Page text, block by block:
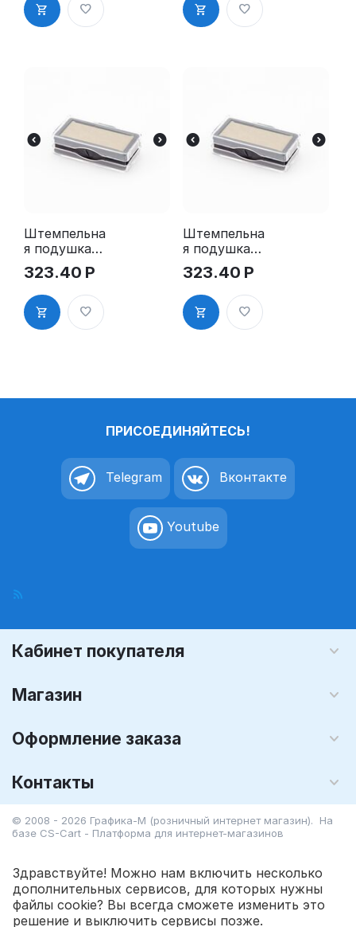
319.20 Р
Штемпельна
я подушка
для GRM
4912 2Pads
323.40 Р
Штемпельна
я подушка
для GRM
4912 2Pads,
синяя
323.40 Р
ПРИСОЕДИНЯЙТЕСЬ!
Telegram Вконтакте
Youtube
Кабинет покупателя
Магазин
Оформление заказа
Контакты
© 2008 - 2026 Графика-М (розничный интернет магазин). На
базе CS-Cart - Платформа для интернет-магазинов
Здравствуйте! Можно нам включить несколько
дополнительных сервисов, для которых нужны
файлы cookie? Вы всегда сможете изменить это
решение и выключить сервисы позже.